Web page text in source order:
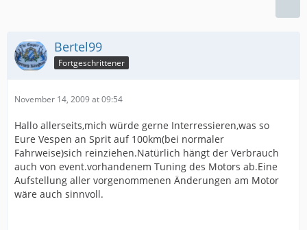
Bertel99
Fortgeschrittener
November 14, 2009 at 09:54
Hallo allerseits,mich würde gerne Interressieren,was so
Eure Vespen an Sprit auf 100km(bei normaler
Fahrweise)sich reinziehen.Natürlich hängt der Verbrauch
auch von event.vorhandenem Tuning des Motors ab.Eine
Aufstellung aller vorgenommenen Änderungen am Motor
wäre auch sinnvoll.